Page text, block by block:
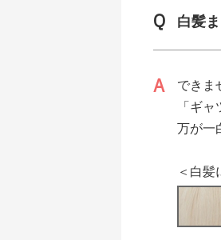
白髪
できま
「ギ
万が一
＜白髪